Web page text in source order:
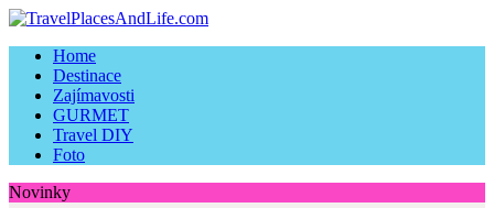
Home
Destinace
Zajímavosti
GURMET
Travel DIY
Foto
Novinky